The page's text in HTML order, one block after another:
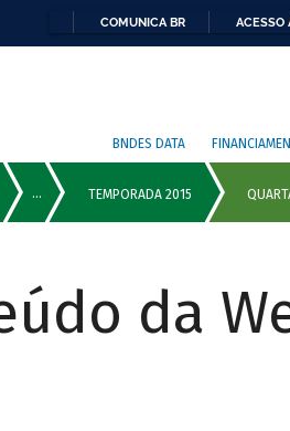
COMUNICA BR ACESSO
BNDES DATA
da